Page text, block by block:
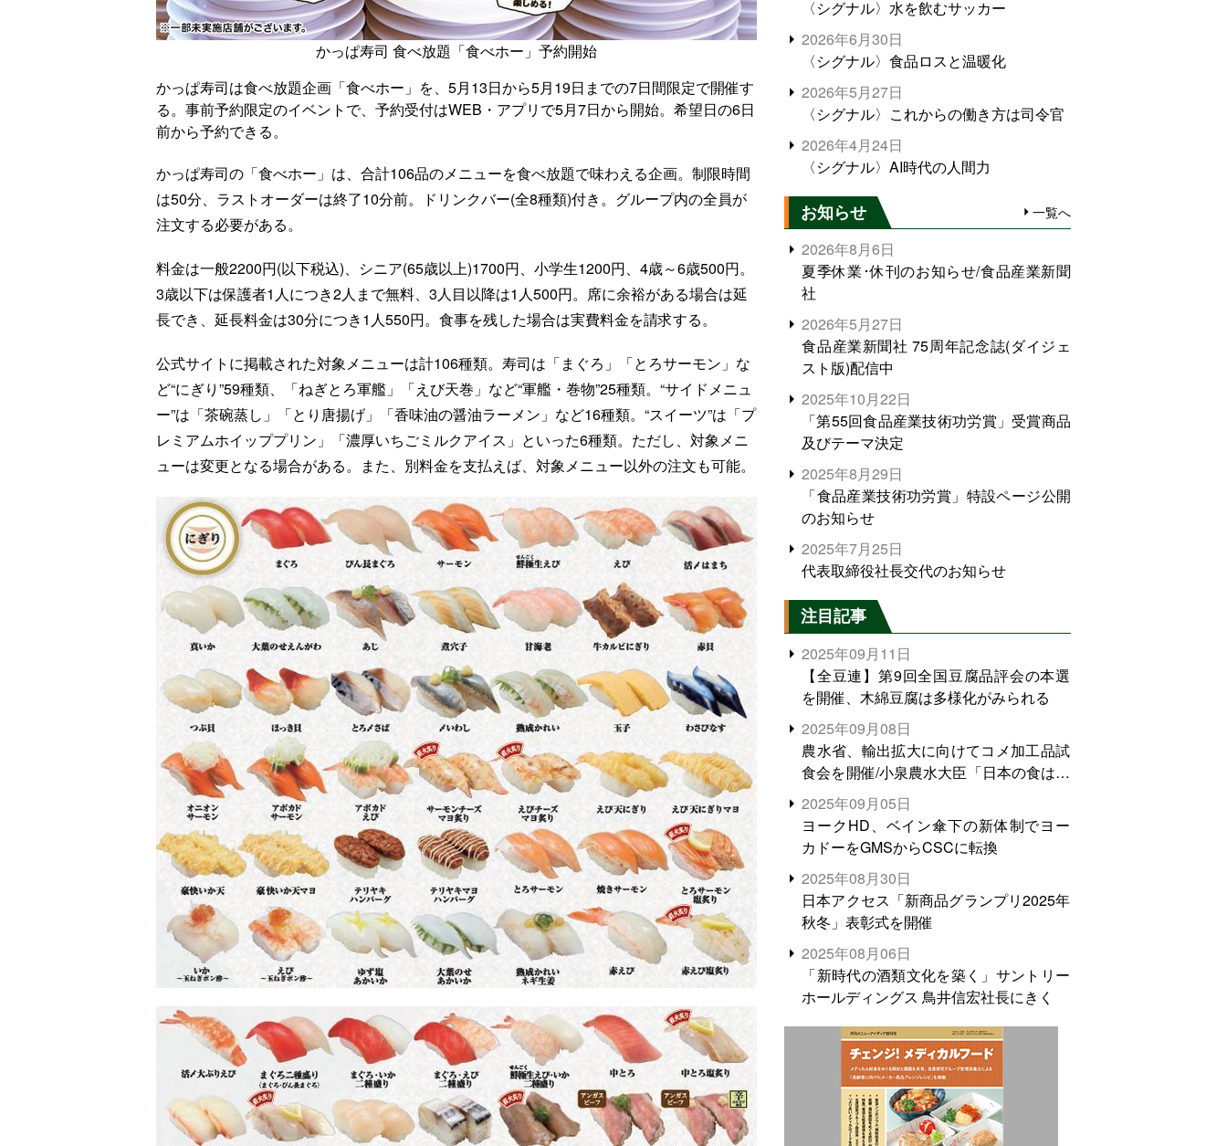
かっぱ寿司 食べ放題「食べホー」予約開始
かっぱ寿司は食べ放題企画「食べホー」を、5月13日から5月19日までの7日間限定で開催す
る。事前予約限定のイベントで、予約受付はWEB・アプリで5月7日から開始。希望日の6日
前から予約できる。
かっぱ寿司の「食べホー」は、合計106品のメニューを食べ放題で味わえる企画。制限時間
は50分、ラストオーダーは終了10分前。ドリンクバー(全8種類)付き。グループ内の全員が
注文する必要がある。
料金は一般2200円(以下税込)、シニア(65歳以上)1700円、小学生1200円、4歳～6歳500円。
3歳以下は保護者1人につき2人まで無料、3人目以降は1人500円。席に余裕がある場合は延
長でき、延長料金は30分につき1人550円。食事を残した場合は実費料金を請求する。
公式サイトに掲載された対象メニューは計106種類。寿司は「まぐろ」「とろサーモン」な
ど“にぎり”59種類、「ねぎとろ軍艦」「えび天巻」など“軍艦・巻物”25種類。“サイドメニュ
ー”は「茶碗蒸し」「とり唐揚げ」「香味油の醤油ラーメン」など16種類。“スイーツ”は「プ
レミアムホイッププリン」「濃厚いちごミルクアイス」といった6種類。ただし、対象メニ
ューは変更となる場合がある。また、別料金を支払えば、対象メニュー以外の注文も可能。
〈シグナル〉水を飲むサッカー
2026年6月30日
〈シグナル〉食品ロスと温暖化
2026年5月27日
〈シグナル〉これからの働き方は司令官
2026年4月24日
〈シグナル〉AI時代の人間力
お知らせ 一覧へ
2026年8月6日
夏季休業･休刊のお知らせ/食品産業新聞
社
2026年5月27日
食品産業新聞社 75周年記念誌(ダイジェ
スト版)配信中
2025年10月22日
「第55回食品産業技術功労賞」受賞商品
及びテーマ決定
2025年8月29日
「食品産業技術功労賞」特設ページ公開
のお知らせ
2025年7月25日
代表取締役社長交代のお知らせ
注目記事
2025年09月11日
【全豆連】第9回全国豆腐品評会の本選
を開催、木綿豆腐は多様化がみられる
2025年09月08日
農水省、輸出拡大に向けてコメ加工品試
食会を開催/小泉農水大臣「日本の食は世
界でトップをとれる。米増産に向けて、
米輸出需要の拡大を」
2025年09月05日
ヨークHD、ベイン傘下の新体制でヨー
カドーをGMSからCSCに転換
2025年08月30日
日本アクセス「新商品グランプリ2025年
秋冬」表彰式を開催
2025年08月06日
「新時代の酒類文化を築く」サントリー
ホールディングス 鳥井信宏社長にきく